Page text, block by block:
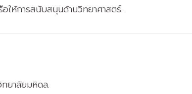
ให้การสนับสนุนด้านวิทยาศาสตร์.
ยาลัยมหิดล.